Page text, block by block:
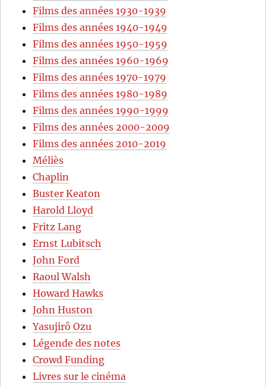
Films des années 1930-1939
Films des années 1940-1949
Films des années 1950-1959
Films des années 1960-1969
Films des années 1970-1979
Films des années 1980-1989
Films des années 1990-1999
Films des années 2000-2009
Films des années 2010-2019
Méliès
Chaplin
Buster Keaton
Harold Lloyd
Fritz Lang
Ernst Lubitsch
John Ford
Raoul Walsh
Howard Hawks
John Huston
Yasujirô Ozu
Légende des notes
Crowd Funding
Livres sur le cinéma